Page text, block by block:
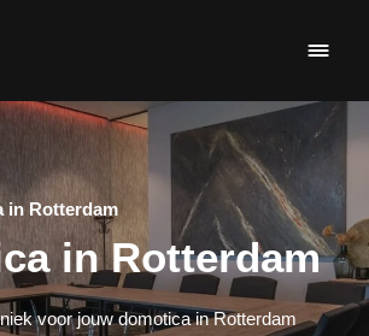
in Rotterdam
in Rotterdam
voor jouw domotica in Rotterdam